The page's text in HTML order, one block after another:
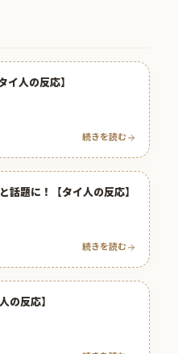
人の反応】
続きを読む
題に！【タイ人の反応】
続きを読む
の反応】